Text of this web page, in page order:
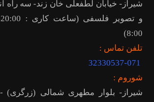
شیراز- خیابان لطفعلی خان زند- سه راه
8:00)
تلفن تماس :
32330537-071
شوروم :